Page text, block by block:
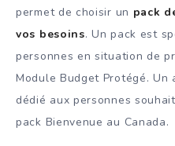
permet de choisir un pack
vos besoins. Un pack est
personnes en situation de
Module Budget Protégé.
dédié aux personnes
pack Bienvenue au Canada.